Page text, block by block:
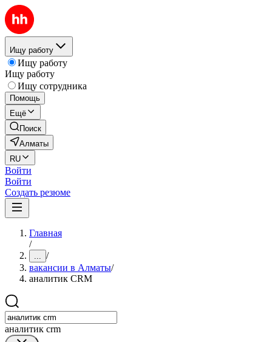
Ищу работу
Ищу работу
Ищу работу
Ищу сотрудника
Помощь
Ещё
Поиск
Алматы
RU
Войти
Войти
Создать резюме
Главная
/
... /
вакансии в Алматы/
аналитик CRM
аналитик crm